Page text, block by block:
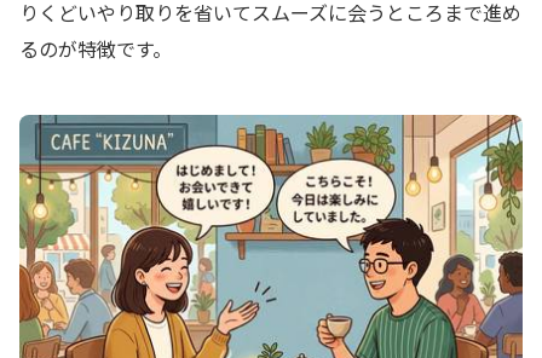
りくどいやり取りを省いてスムーズに会うところまで進め
るのが特徴です。